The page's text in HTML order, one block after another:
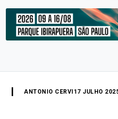
ANTONIO CERVI 17 JULHO